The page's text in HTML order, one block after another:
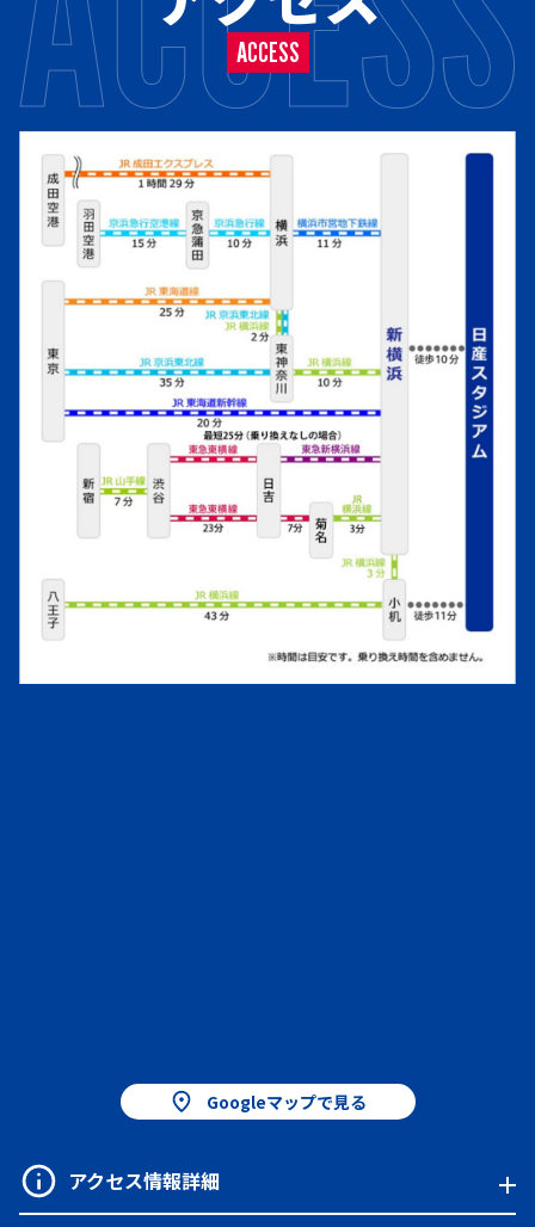
ACCESS
Googleマップで見る
アクセス情報詳細